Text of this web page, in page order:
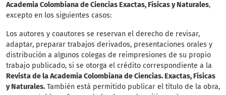
Academia Colombiana de Ciencias Exactas, Físicas y Naturales,
excepto en los siguientes casos:
Los autores y coautores se reservan el derecho de revisar,
adaptar, preparar trabajos derivados, presentaciones orales y
distribución a algunos colegas de reimpresiones de su propio
trabajo publicado, si se otorga el crédito correspondiente a la
Revista de la Academia Colombiana de Ciencias. Exactas, Físicas
y Naturales. También está permitido publicar el título de la obra,